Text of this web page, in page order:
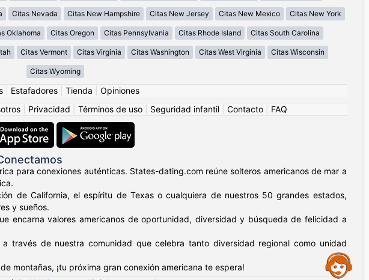
Citas Nevada Citas New Hampshire Citas New Jersey Citas New Mexico Citas New York
Oklahoma Citas Oregon Citas Pennsylvania Citas Rhode Island Citas South Carolina
Citas Vermont Citas Virginia Citas Washington Citas West Virginia Citas Wisconsin
Citas Wyoming
Estafadores Tienda
Opiniones
Privacidad Términos de uso Seguridad infantil Contacto FAQ
para conexiones auténticas. States-dating.com reúne solteros americanos de mar a
de California, el espíritu de Texas o cualquiera de nuestros 50 grandes estados,
y sueños.
encarna valores americanos de oportunidad, diversidad y búsqueda de felicidad a
través de nuestra comunidad que celebra tanto diversidad regional como unidad
montañas, ¡tu próxima gran conexión americana te espera!